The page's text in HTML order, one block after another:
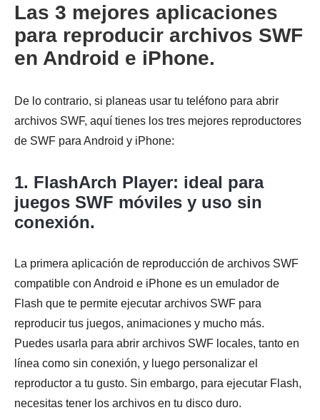
Las 3 mejores aplicaciones
para reproducir archivos SWF
en Android e iPhone.
De lo contrario, si planeas usar tu teléfono para abrir
archivos SWF, aquí tienes los tres mejores reproductores
de SWF para Android y iPhone:
1. FlashArch Player: ideal para
juegos SWF móviles y uso sin
conexión.
La primera aplicación de reproducción de archivos SWF
compatible con Android e iPhone es un emulador de
Flash que te permite ejecutar archivos SWF para
reproducir tus juegos, animaciones y mucho más.
Puedes usarla para abrir archivos SWF locales, tanto en
línea como sin conexión, y luego personalizar el
reproductor a tu gusto. Sin embargo, para ejecutar Flash,
necesitas tener los archivos en tu disco duro.